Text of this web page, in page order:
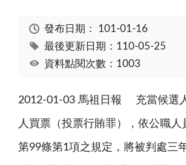
發布日期： 101-01-16
最後更新日期：110-05-25
資料點閱次數：1003
2012-01-03 馬祖日報 充當候選
人買票（投票行賄罪），依公職人
第99條第1項之規定，將被判處三